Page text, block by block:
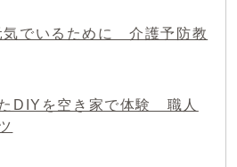
気でいるために 介護予防教
DIYを空き家で体験 職人